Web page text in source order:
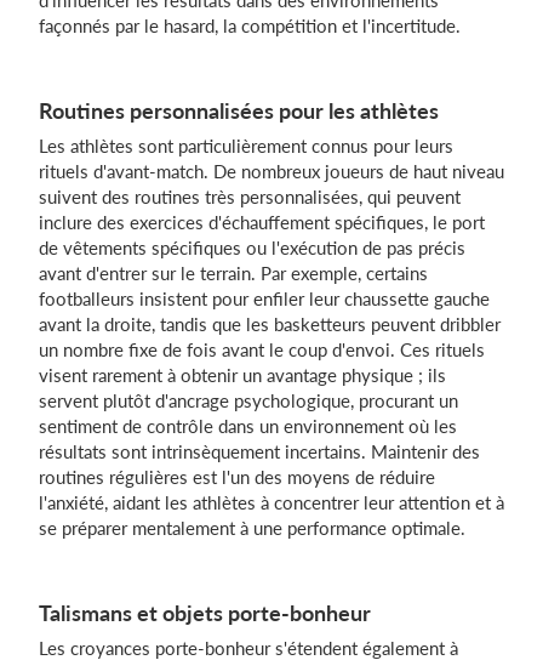
façonnés par le hasard, la compétition et l'incertitude.
Routines personnalisées pour les athlètes
Les athlètes sont particulièrement connus pour leurs
rituels d'avant-match. De nombreux joueurs de haut niveau
suivent des routines très personnalisées, qui peuvent
inclure des exercices d'échauffement spécifiques, le port
de vêtements spécifiques ou l'exécution de pas précis
avant d'entrer sur le terrain. Par exemple, certains
footballeurs insistent pour enfiler leur chaussette gauche
avant la droite, tandis que les basketteurs peuvent dribbler
un nombre fixe de fois avant le coup d'envoi. Ces rituels
visent rarement à obtenir un avantage physique ; ils
servent plutôt d'ancrage psychologique, procurant un
sentiment de contrôle dans un environnement où les
résultats sont intrinsèquement incertains. Maintenir des
routines régulières est l'un des moyens de réduire
l'anxiété, aidant les athlètes à concentrer leur attention et à
se préparer mentalement à une performance optimale.
Talismans et objets porte-bonheur
Les croyances porte-bonheur s'étendent également à